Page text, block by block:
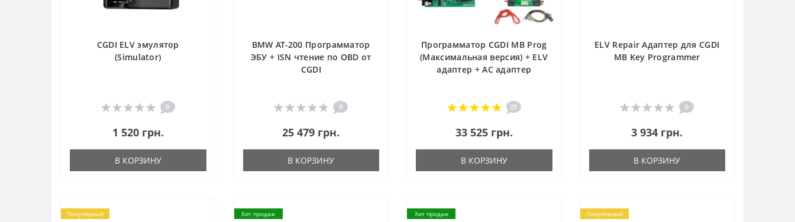
CGDI ELV эмулятор
(Simulator)
0
1 520 грн.
В КОРЗИНУ
BMW AT-200 Программатор
ЭБУ + ISN чтение по OBD от
CGDI
0
25 479 грн.
В КОРЗИНУ
Программатор CGDI MB Prog
(Максимальная версия) + ELV
адаптер + AC адаптер
25
33 525 грн.
В КОРЗИНУ
ELV Repair Адаптер для CGDI
MB Key Programmer
0
3 934 грн.
В КОРЗИНУ
Популярный Хит продаж Хит продаж Популярный